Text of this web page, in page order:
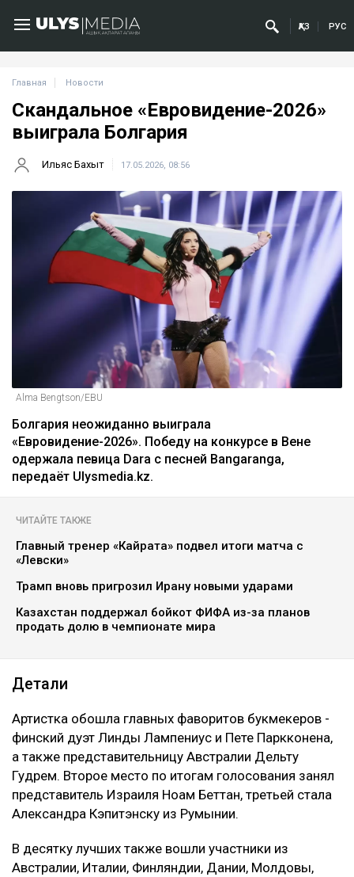
ҚАЗ РУС
Главная Новости
Скандальное «Евровидение-2026»
выиграла Болгария
Ильяс Бахыт 17.05.2026, 08:56
Alma Bengtson/EBU
Болгария неожиданно выиграла
«Евровидение-2026». Победу на конкурсе в Вене
одержала певица Dara с песней Bangaranga,
передаёт Ulysmedia.kz.
ЧИТАЙТЕ ТАКЖЕ
Главный тренер «Кайрата» подвел итоги матча с
«Левски»
Трамп вновь пригрозил Ирану новыми ударами
Казахстан поддержал бойкот ФИФА из-за планов
продать долю в чемпионате мира
Детали
Артистка обошла главных фаворитов букмекеров -
финский дуэт Линды Лампениус и Пете Паркконена,
а также представительницу Австралии Дельту
Гудрем. Второе место по итогам голосования занял
представитель Израиля Ноам Беттан, третьей стала
Александра Кэпитэнску из Румынии.
В десятку лучших также вошли участники из
Австралии, Италии, Финляндии, Дании, Молдовы,